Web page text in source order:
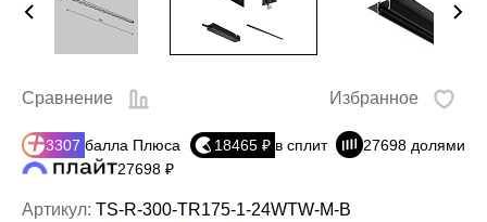
Артикул: TS-R-300-TR175-1-24WTW-M-B
Сравнение Избранное
3307 балла Плюса 18465 ₽ в сплит
27698 долями
27698 ₽